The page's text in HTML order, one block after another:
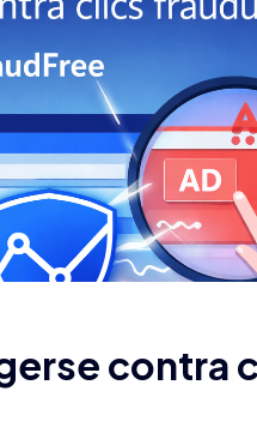
contra